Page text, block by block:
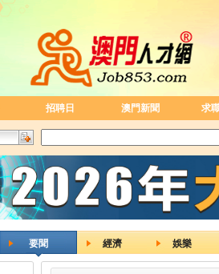
招聘日 澳門新聞 求
要聞 經濟 娛樂